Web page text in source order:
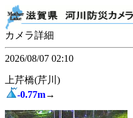
カメラ詳細
2026/08/07 02:10
上芹橋(芹川)
-0.77m→